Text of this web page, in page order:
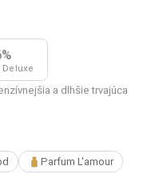
a dlhšie trvajúca
Parfum L'amour